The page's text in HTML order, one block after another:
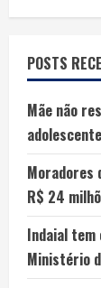
POSTS
Mãe não
Moradores
R$ 24
Indaial tem
Ministério